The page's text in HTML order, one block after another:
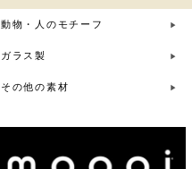
動物・人のモチーフ
ガラス製
その他の素材